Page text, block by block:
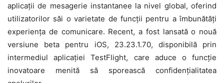
aplicații de mesagerie instantanee la nivel global, oferind
utilizatorilor săi o varietate de funcții pentru a îmbunătăți
experiența de comunicare. Recent, a fost lansată o nouă
versiune beta pentru iOS, 23.23.1.70, disponibilă prin
intermediul aplicației TestFlight, care aduce o funcție
inovatoare menită să sporească confidențialitatea